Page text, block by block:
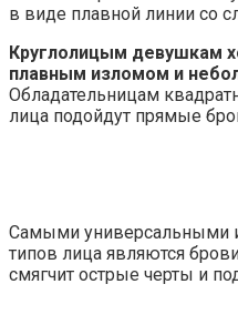
в виде плавной линии со
Круглолицым девушкам
плавным изломом и
Обладательницам
лица подойдут прямые
Самыми универсальными
типов лица являются
смягчит острые черты и